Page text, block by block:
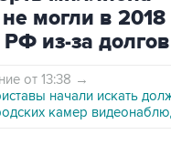
могли в 2018
из-за долгов
от 13:38 →
начали искать
камер